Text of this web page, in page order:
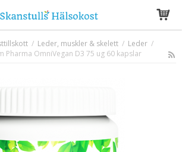
har blivit tillagd i varukorgen
/ Leder, muskler & skelett / Leder /
Pharma OmniVegan D3 75 ug 60 kapslar